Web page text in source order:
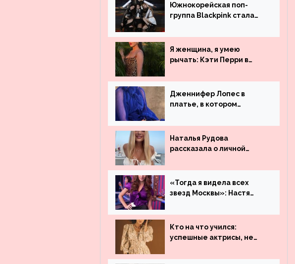
Южнокорейская поп-
группа Blackpink стала
просмотрам на YouTube.
Они обогнали даже
Джастина Бибера
Я женщина, я умею
рычать: Кэти Перри в
Дженнифер Лопес в
платье, в котором
незамеченной
Наталья Рудова
рассказала о личной
«Тогда я видела всех
звезд Москвы»: Настя
работала до
популярности и выложила
архивные фото
Кто на что учился:
успешные актрисы, не
образования